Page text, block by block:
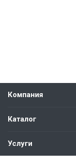
Компания
Каталог
Услуги